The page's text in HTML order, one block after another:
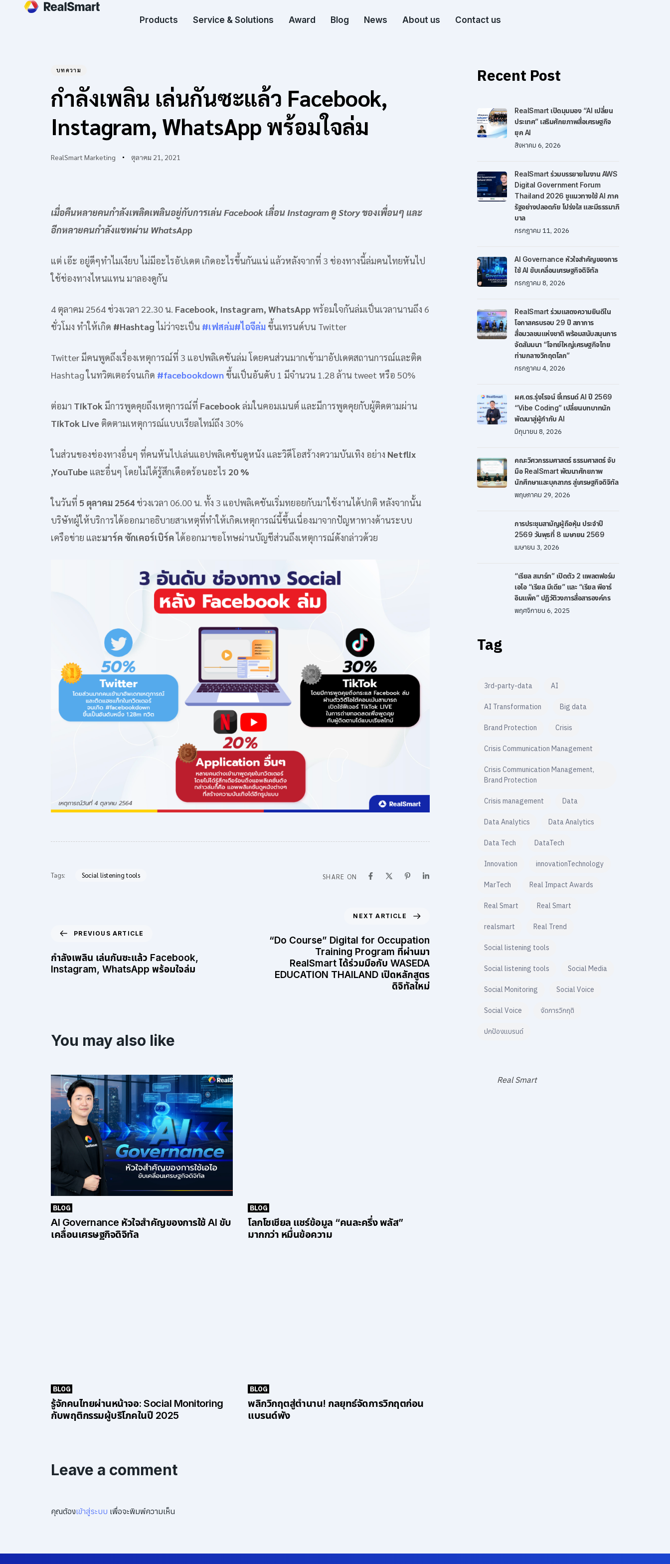
Products Service & Solutions Award Blog News About us Contact us
PUBLISHED
IN:
บทความ
กำลังเพลิน เล่นกันซะแล้ว Facebook,
Instagram, WhatsApp พร้อมใจล่ม
Author
RealSmart Marketing
Published
on:
ตุลาคม 21, 2021
เมื่อคืนหลายคนกำลังเพลิดเพลินอยู่กับการเล่น Facebook เลื่อน Instagram ดู Story ของเพื่อนๆ และ
อีกหลายคนกำลังแชทผ่าน WhatsApp
แต่ เอ๊ะ อยู่ดีๆทำไมเงียบ ไม่มีอะไรอัปเดต เกิดอะไรขึ้นกันแน่ แล้วหลังจากที่ 3 ช่องทางนี้ล่มคนไทยหันไป
ใช้ช่องทางไหนแทน มาลองดูกัน
4 ตุลาคม 2564 ช่วงเวลา 22.30 น. Facebook, Instagram, WhatsApp พร้อมใจกันล่มเป็นเวลานานถึง 6
ชั่วโมง ทำให้เกิด #Hashtag ไม่ว่าจะเป็น #เฟสล่ม#ไอจีล่ม ขึ้นเทรนด์บน Twitter
Twitter มีคนพูดถึงเรื่องเหตุการณ์ที่ 3 แอปพลิเคชันล่ม โดยคนส่วนมากเข้ามาอัปเดตสถานการณ์และติด
Hashtag ในทวิตเตอร์จนเกิด #facebookdown ขึ้นเป็นอันดับ 1 มีจำนวน 1.28 ล้าน tweet หรือ 50%
ต่อมา TikTok มีการพูดคุยถึงเหตุการณ์ที่ Facebook ล่มในคอมเมนต์ และมีการพูดคุยกับผู้ติดตามผ่าน
TikTok Live ติดตามเหตุการณ์แบบเรียลไทม์ถึง 30%
ในส่วนของช่องทางอื่นๆ ที่คนหันไปเล่นแอปพลิเคชันดูหนัง และวิดีโอสร้างความบันเทิง อย่าง Netflix
,YouTube และอื่นๆ โดยไม่ได้รู้สึกเดือดร้อนอะไร 20 %
ในวันที่ 5 ตุลาคม 2564 ช่วงเวลา 06.00 น. ทั้ง 3 แอปพลิเคชันเริ่มทยอยกับมาใช้งานได้ปกติ หลังจากนั้น
บริษัทผู้ให้บริการได้ออกมาอธิบายสาเหตุที่ทำให้เกิดเหตุการณ์นี้ขึ้นเนื่องมาจากปัญหาทางด้านระบบ
เครือข่าย และมาร์ค ซักเคอร์เบิร์คได้ออกมาขอโทษผ่านบัญชีส่วนถึงเหตุการณ์ดังกล่าวด้วย
Tags: Social listening tools SHARE ON
PREVIOUS ARTICLE
กำลังเพลิน เล่นกันซะแล้ว Facebook,
Instagram, WhatsApp พร้อมใจล่ม
NEXT ARTICLE
“Do Course” Digital for Occupation
Training Program ที่ผ่านมา
RealSmart ได้ร่วมมือกับ WASEDA
EDUCATION THAILAND เปิดหลักสูตร
ดิจิทัลใหม่
You may also like
BLOG
AI Governance หัวใจสำคัญของการใช้ AI ขับ
เคลื่อนเศรษฐกิจดิจิทัล
BLOG
โลกโซเชียล แชร์ข้อมูล “คนละครึ่ง พลัส”
มากกว่า หมื่นข้อความ
BLOG
รู้จักคนไทยผ่านหน้าจอ: Social Monitoring
กับพฤติกรรมผู้บริโภคในปี 2025
BLOG
พลิกวิกฤตสู่ตำนาน! กลยุทธ์จัดการวิกฤตก่อน
แบรนด์พัง
Leave a comment
คุณต้องเข้าสู่ระบบ เพื่อจะพิมพ์ความเห็น
Recent Post
RealSmart เปิดมุมมอง “AI เปลี่ยน
ประเทศ” เสริมศักยภาพสื่อเศรษฐกิจ
ยุค AI
สิงหาคม 6, 2026
RealSmart ร่วมบรรยายในงาน AWS
Digital Government Forum
Thailand 2026 ชูแนวทางใช้ AI ภาค
รัฐอย่างปลอดภัย โปร่งใส และมีธรรมาภิ
บาล
กรกฎาคม 11, 2026
AI Governance หัวใจสำคัญของการ
ใช้ AI ขับเคลื่อนเศรษฐกิจดิจิทัล
กรกฎาคม 8, 2026
RealSmart ร่วมแสดงความยินดีใน
โอกาสครบรอบ 29 ปี สภาการ
สื่อมวลชนแห่งชาติ พร้อมสนับสนุนการ
จัดสัมมนา “โจทย์ใหญ่เศรษฐกิจไทย
ท่ามกลางวิกฤตโลก”
กรกฎาคม 4, 2026
ผศ.ดร.รุ่งโรจน์ ชี้เทรนด์ AI ปี 2569
“Vibe Coding” เปลี่ยนบทบาทนัก
พัฒนาสู่ผู้กำกับ AI
มิถุนายน 8, 2026
คณะวิศวกรรมศาสตร์ ธรรมศาสตร์ จับ
มือ RealSmart พัฒนาศักยภาพ
นักศึกษาและบุคลากร สู่เศรษฐกิจดิจิทัล
พฤษภาคม 29, 2026
การประชุมสามัญผู้ถือหุ้น ประจำปี
2569 วันพุธที่ 8 เมษายน 2569
เมษายน 3, 2026
“เรียล สมาร์ท” เปิดตัว 2 แพลตฟอร์ม
เอไอ “เรียล มีเดีย” และ “เรียล พีอาร์
อิมแพ็ค” ปฏิวัติวงการสื่อสารองค์กร
พฤศจิกายน 6, 2025
Tag
3rd-party-data AI
AI Transformation Big data
Brand Protection Crisis
Crisis Communication Management
Crisis Communication Management,
Brand Protection
Crisis management Data
Data Analytics Data Analytics
Data Tech DataTech
Innovation innovationTechnology
MarTech Real Impact Awards
Real Smart Real Smart
realsmart Real Trend
Social listening tools
Social listening tools Social Media
Social Monitoring Social Voice
Social Voice จัดการวิกฤติ
ปกป้องแบรนด์
Real Smart